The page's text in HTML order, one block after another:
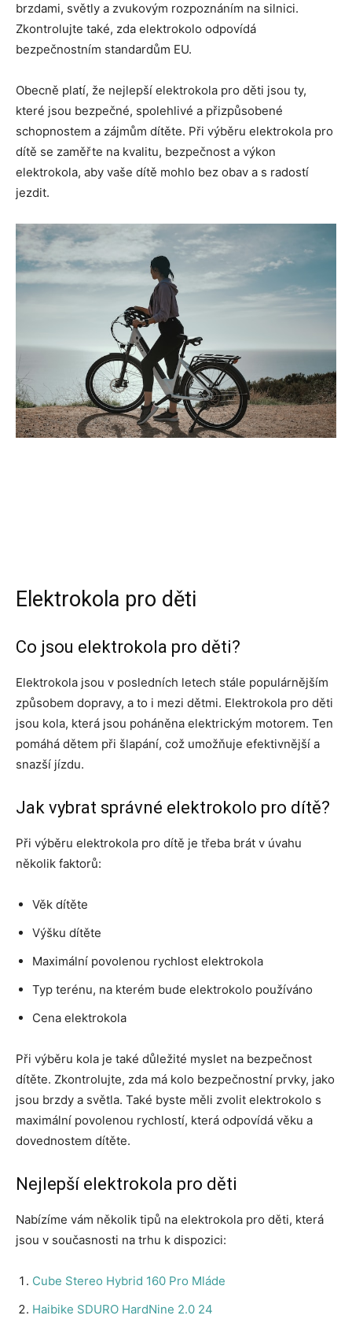
brzdami, světly a zvukovým rozpoznáním na silnici.
Zkontrolujte také, zda elektrokolo odpovídá
bezpečnostním standardům EU.
Obecně platí, že nejlepší elektrokola pro děti jsou ty,
které jsou bezpečné, spolehlivé a přizpůsobené
schopnostem a zájmům dítěte. Při výběru elektrokola pro
dítě se zaměřte na kvalitu, bezpečnost a výkon
elektrokola, aby vaše dítě mohlo bez obav a s radostí
jezdit.
Elektrokola pro děti
Co jsou elektrokola pro děti?
Elektrokola jsou v posledních letech stále populárnějším
způsobem dopravy, a to i mezi dětmi. Elektrokola pro děti
jsou kola, která jsou poháněna elektrickým motorem. Ten
pomáhá dětem při šlapání, což umožňuje efektivnější a
snazší jízdu.
Jak vybrat správné elektrokolo pro dítě?
Při výběru elektrokola pro dítě je třeba brát v úvahu
několik faktorů:
Věk dítěte
Výšku dítěte
Maximální povolenou rychlost elektrokola
Typ terénu, na kterém bude elektrokolo používáno
Cena elektrokola
Při výběru kola je také důležité myslet na bezpečnost
dítěte. Zkontrolujte, zda má kolo bezpečnostní prvky, jako
jsou brzdy a světla. Také byste měli zvolit elektrokolo s
maximální povolenou rychlostí, která odpovídá věku a
dovednostem dítěte.
Nejlepší elektrokola pro děti
Nabízíme vám několik tipů na elektrokola pro děti, která
jsou v současnosti na trhu k dispozici:
Cube Stereo Hybrid 160 Pro Mláde
Haibike SDURO HardNine 2.0 24